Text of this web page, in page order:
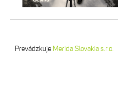
Prevádzkuje Merida Slovakia s.r.o.